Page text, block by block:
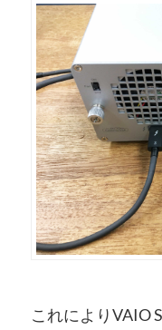
これによりVAIO